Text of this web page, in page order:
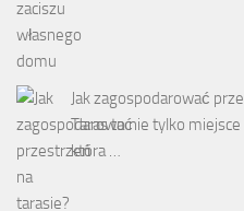
Jak zagospodarować
Taras to nie tylko
która …